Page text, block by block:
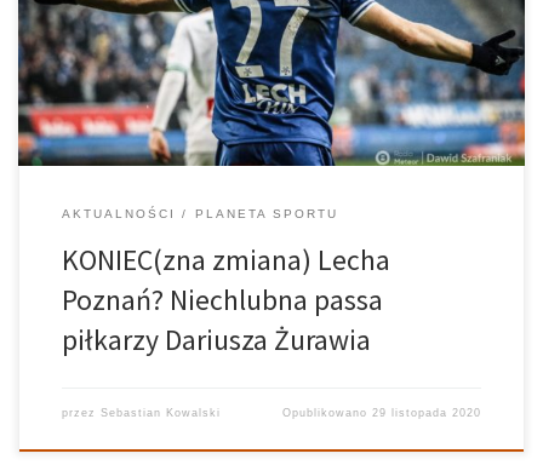
dziewięciu możliwych punktów. Częścią z nich piłkarze Dariusza
Żurawia podzielili się w PKO Ekstraklasie, natomiast belgijska ekipa
podcięła skrzydła w 4. kolejce fazy grupowej […]
AKTUALNOŚCI PLANETA SPORTU
KONIEC(zna zmiana) Lecha
Poznań? Niechlubna passa
piłkarzy Dariusza Żurawia
przez Sebastian Kowalski Opublikowano 29 listopada 2020